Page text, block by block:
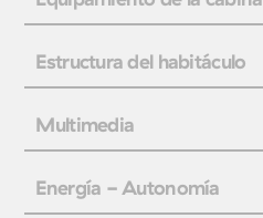
Estructura del habitáculo
Multimedia
Energía - Autonomía